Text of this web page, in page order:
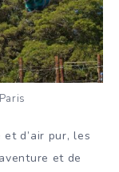
d’air pur, les
et de